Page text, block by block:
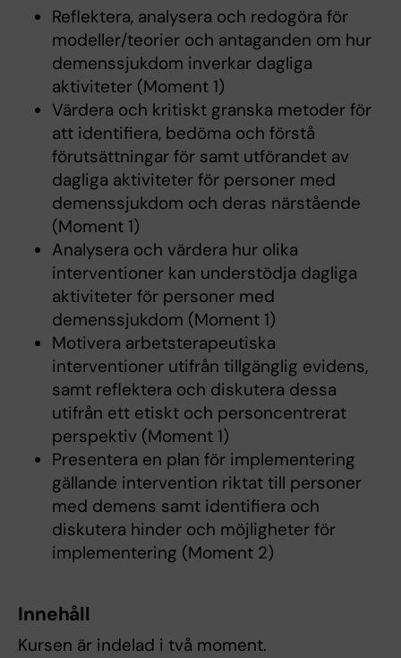
Reflektera, analysera och redogöra för
modeller/teorier och antaganden om hur
demenssjukdom inverkar dagliga
aktiviteter (Moment 1)
Värdera och kritiskt granska metoder för
att identifiera, bedöma och förstå
förutsättningar för samt utförandet av
dagliga aktiviteter för personer med
demenssjukdom och deras närstående
(Moment 1)
Analysera och värdera hur olika
interventioner kan understödja dagliga
aktiviteter för personer med
demenssjukdom (Moment 1)
Motivera arbetsterapeutiska
interventioner utifrån tillgänglig evidens,
samt reflektera och diskutera dessa
utifrån ett etiskt och personcentrerat
perspektiv (Moment 1)
Presentera en plan för implementering
gällande intervention riktat till personer
med demens samt identifiera och
diskutera hinder och möjligheter för
implementering (Moment 2)
Innehåll
Kursen är indelad i två moment.